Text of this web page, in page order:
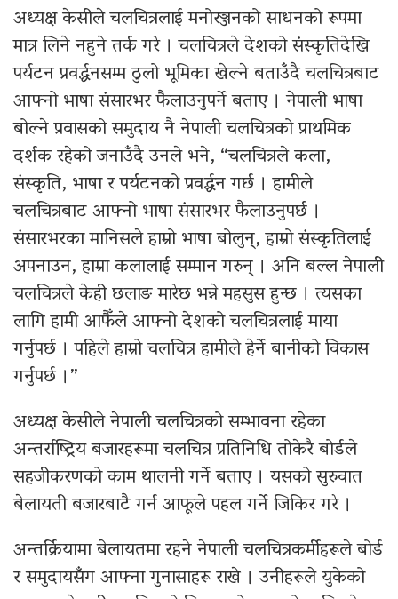
अध्यक्ष केसीले चलचित्रलाई मनोरञ्जनको साधनको रूपमा
मात्र लिने नहुने तर्क गरे । चलचित्रले देशको संस्कृतिदेखि
पर्यटन प्रवर्द्धनसम्म ठुलो भूमिका खेल्ने बताउँदै चलचित्रबाट
आफ्नो भाषा संसारभर फैलाउनुपर्ने बताए । नेपाली भाषा
बोल्ने प्रवासको समुदाय नै नेपाली चलचित्रको प्राथमिक
दर्शक रहेको जनाउँदै उनले भने, “चलचित्रले कला,
संस्कृति, भाषा र पर्यटनको प्रवर्द्धन गर्छ । हामीले
चलचित्रबाट आफ्नो भाषा संसारभर फैलाउनुपर्छ ।
संसारभरका मानिसले हाम्रो भाषा बोलुन्, हाम्रो संस्कृतिलाई
अपनाउन, हाम्रा कलालाई सम्मान गरुन् । अनि बल्ल नेपाली
चलचित्रले केही छलाङ मारेछ भन्ने महसुस हुन्छ । त्यसका
लागि हामी आफैँले आफ्नो देशको चलचित्रलाई माया
गर्नुपर्छ । पहिले हाम्रो चलचित्र हामीले हेर्ने बानीको विकास
गर्नुपर्छ ।”
अध्यक्ष केसीले नेपाली चलचित्रको सम्भावना रहेका
अन्तर्राष्ट्रिय बजारहरूमा चलचित्र प्रतिनिधि तोकेरै बोर्डले
सहजीकरणको काम थालनी गर्ने बताए । यसको सुरुवात
बेलायती बजारबाटै गर्न आफूले पहल गर्ने जिकिर गरे ।
अन्तर्क्रियामा बेलायतमा रहने नेपाली चलचित्रकर्मीहरूले बोर्ड
र समुदायसँग आफ्ना गुनासाहरू राखे । उनीहरूले युकेको